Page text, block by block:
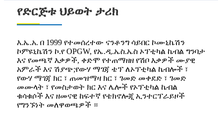
የድርጅቱ ህይወት ታሪክ
እ.ኤ.አ. በ 1999 የተመሰረተው ናንቶንግ ሳይበር ኮሙኒኬሽን
ኮምዩኒኬሽን ኮ.የ OPGW, የኤ.ዲ.ኤስ.ኤስ ኦፕቲካል ኬብል ግንባታ
እና የመጫኛ እቃዎች, ቀድሞ የተጠማዘዘ የሽቦ እቃዎች ሙያዊ
አምራች እና ሽያጭ;የውሃ ማገጃ ቴፕ ለኦፕቲካል ኬብሎች ፣
የውሃ ማገጃ ክር ፣ ጠመዝማዛ ክር ፣ ገመድ መቀደድ ፣ ገመድ
መሙላት ፣ የመስታወት ክር እና ሌሎች የኦፕቲካል ኬብል
ቁሳቁሶች እና ዘመናዊ ከፍተኛ የቴክኖሎጂ ኢንተርፕራይዞች
የግንኙነት መለዋወጫዎች ።